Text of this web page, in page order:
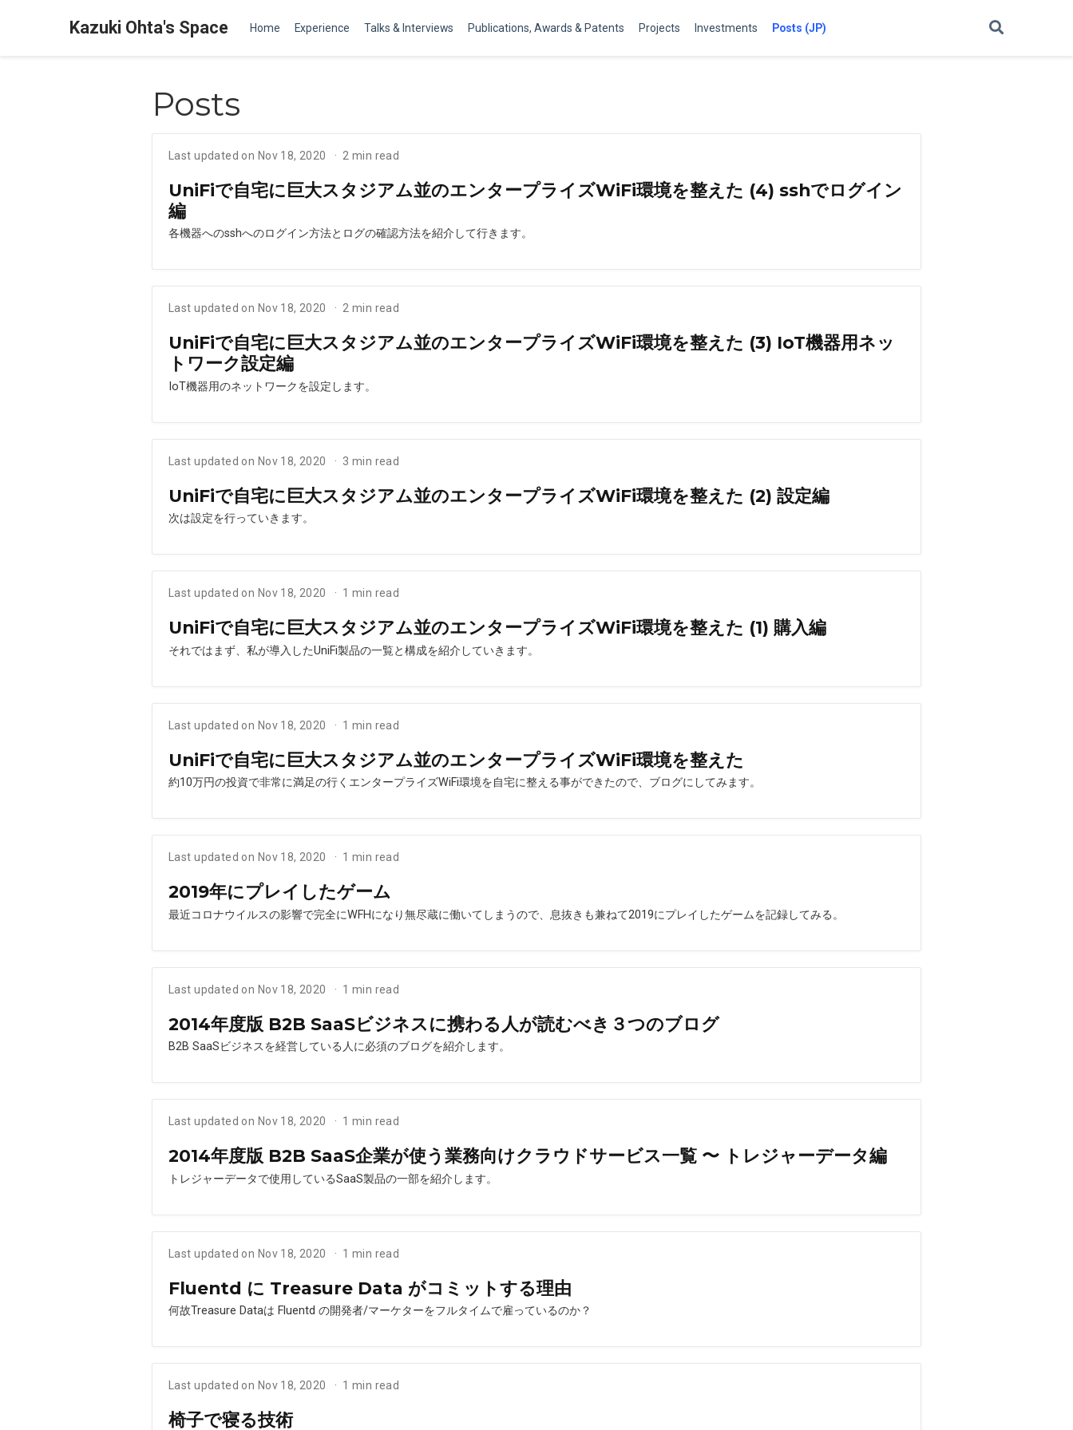
Kazuki Ohta's Space Home Experience Talks & Interviews Publications, Awards & Patents Projects Investments Posts (JP)
Posts
Last updated on Nov 18, 2020 2 min read
UniFiで自宅に巨大スタジアム並のエンタープライズWiFi環境を整えた (4) sshでログイン
編
各機器へのsshへのログイン方法とログの確認方法を紹介して行きます。
Last updated on Nov 18, 2020 2 min read
UniFiで自宅に巨大スタジアム並のエンタープライズWiFi環境を整えた (3) IoT機器用ネッ
トワーク設定編
IoT機器用のネットワークを設定します。
Last updated on Nov 18, 2020 3 min read
UniFiで自宅に巨大スタジアム並のエンタープライズWiFi環境を整えた (2) 設定編
次は設定を行っていきます。
Last updated on Nov 18, 2020 1 min read
UniFiで自宅に巨大スタジアム並のエンタープライズWiFi環境を整えた (1) 購入編
それではまず、私が導入したUniFi製品の一覧と構成を紹介していきます。
Last updated on Nov 18, 2020 1 min read
UniFiで自宅に巨大スタジアム並のエンタープライズWiFi環境を整えた
約10万円の投資で非常に満足の行くエンタープライズWiFi環境を自宅に整える事ができたので、ブログにしてみます。
Last updated on Nov 18, 2020 1 min read
2019年にプレイしたゲーム
最近コロナウイルスの影響で完全にWFHになり無尽蔵に働いてしまうので、息抜きも兼ねて2019にプレイしたゲームを記録してみる。
Last updated on Nov 18, 2020 1 min read
2014年度版 B2B SaaSビジネスに携わる人が読むべき３つのブログ
B2B SaaSビジネスを経営している人に必須のブログを紹介します。
Last updated on Nov 18, 2020 1 min read
2014年度版 B2B SaaS企業が使う業務向けクラウドサービス一覧 〜 トレジャーデータ編
トレジャーデータで使用しているSaaS製品の一部を紹介します。
Last updated on Nov 18, 2020 1 min read
Fluentd に Treasure Data がコミットする理由
何故Treasure Dataは Fluentd の開発者/マーケターをフルタイムで雇っているのか？
Last updated on Nov 18, 2020 1 min read
椅子で寝る技術